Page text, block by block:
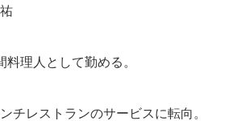
理人として勤める。
チレストランのサービスに転向。